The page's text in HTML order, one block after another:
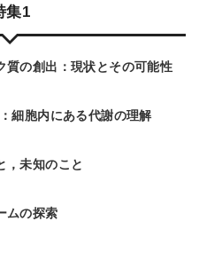
集1
質の創出：現状とその可能性
細胞内にある代謝の理解
，未知のこと
ムの探索